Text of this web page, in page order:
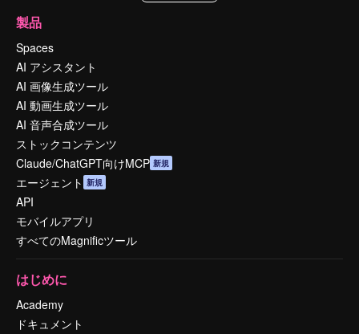
製品
Spaces
AI アシスタント
AI 画像生成ツール
AI 動画生成ツール
AI 音声合成ツール
ストックコンテンツ
Claude/ChatGPT向けMCP 新規
エージェント 新規
API
モバイルアプリ
すべてのMagnificツール
はじめに
Academy
ドキュメント